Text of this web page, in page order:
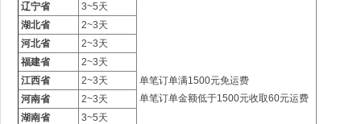
辽宁省
3~5天
单笔订单满1500元免运费
单笔订单金额低于1500元收取60元运费
湖北省
2~3天
河北省
2~3天
福建省
2~3天
江西省
2~3天
河南省
2~3天
湖南省
3~5天